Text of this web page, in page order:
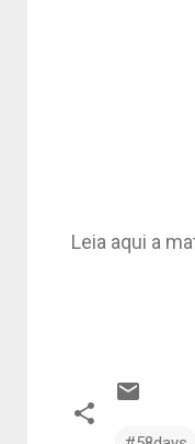
Leia aqui a